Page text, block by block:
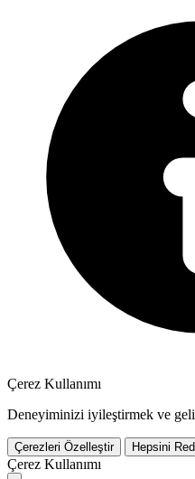
Çerez Kullanımı
Deneyiminizi iyileştirmek ve
Çerezleri Özelleştir Hepsini
Çerez Kullanımı